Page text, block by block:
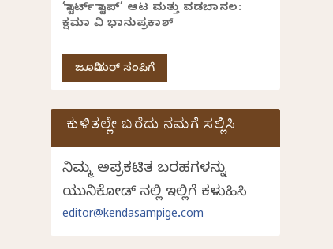
‘ಸ್ಟಾರ್ಟ್ ಸ್ಟಾಪ್’ ಆಟ ಮತ್ತು ವಡಬಾನಲ:
ಕ್ಷಮಾ ವಿ ಭಾನುಪ್ರಕಾಶ್
ಜೂನಿಯರ್ ಸಂಪಿಗೆ
ಕುಳಿತಲ್ಲೇ ಬರೆದು ನಮಗೆ ಸಲ್ಲಿಸಿ
ನಿಮ್ಮ ಅಪ್ರಕಟಿತ ಬರಹಗಳನ್ನು
ಯುನಿಕೋಡ್ ನಲ್ಲಿ ಇಲ್ಲಿಗೆ ಕಳುಹಿಸಿ
editor@kendasampige.com